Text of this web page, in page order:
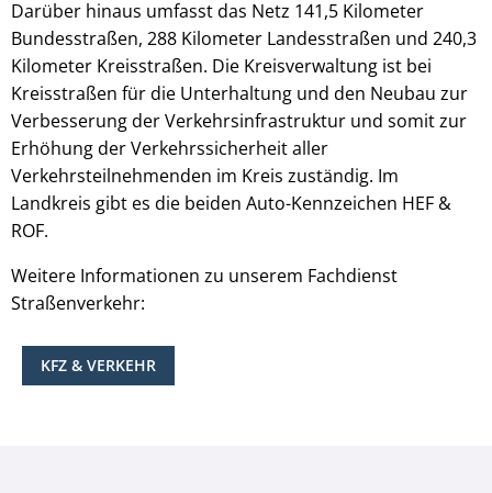
Darüber hinaus umfasst das Netz 141,5 Kilometer
Bundesstraßen, 288 Kilometer Landesstraßen und 240,3
Kilometer Kreisstraßen. Die Kreisverwaltung ist bei
Kreisstraßen für die Unterhaltung und den Neubau zur
Verbesserung der Verkehrsinfrastruktur und somit zur
Erhöhung der Verkehrssicherheit aller
Verkehrsteilnehmenden im Kreis zuständig. Im
Landkreis gibt es die beiden Auto-Kennzeichen HEF &
ROF.
Weitere Informationen zu unserem Fachdienst
Straßenverkehr:
KFZ & VERKEHR